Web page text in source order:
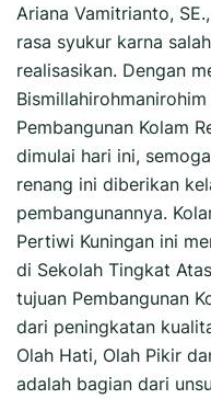
Ariana Vamitrianto,
rasa syukur karna
realisasikan. Dengan
Pembangunan Kolam
dimulai hari ini,
renang ini diberikan
pembangunannya.
Pertiwi Kuningan ini
di Sekolah Tingkat
tujuan Pembangunan
dari peningkatan
Olah Hati, Olah Pikir
adalah bagian dari